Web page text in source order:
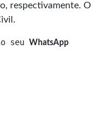
respectivamente. O
seu WhatsApp